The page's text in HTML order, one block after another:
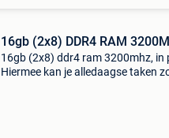
16gb (2x8) DDR4 RAM
16gb (2x8) ddr4 ram 3200mhz, in
Hiermee kan je alledaagse taken